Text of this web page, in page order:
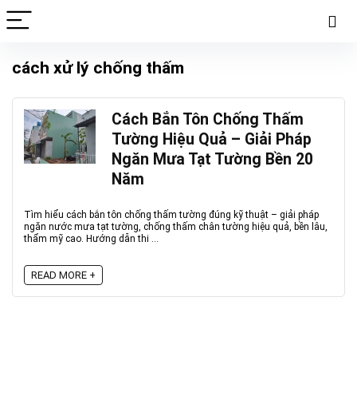
cách xử lý chống thấm
Cách Bắn Tôn Chống Thấm
Tường Hiệu Quả – Giải Pháp
Ngăn Mưa Tạt Tường Bền 20
Năm
Tìm hiểu cách bắn tôn chống thấm tường đúng kỹ thuật – giải pháp
ngăn nước mưa tạt tường, chống thấm chân tường hiệu quả, bền lâu,
thẩm mỹ cao. Hướng dẫn thi ...
READ MORE +